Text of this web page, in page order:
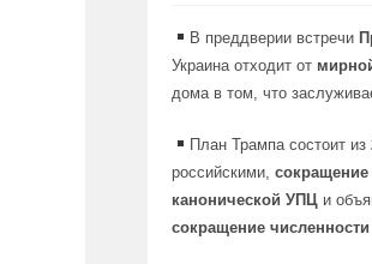
В преддверии встречи
Украина отходит от
дома в том, что
План Трампа состоит из
российскими,сокращение
канонической УПЦ и
сокращение